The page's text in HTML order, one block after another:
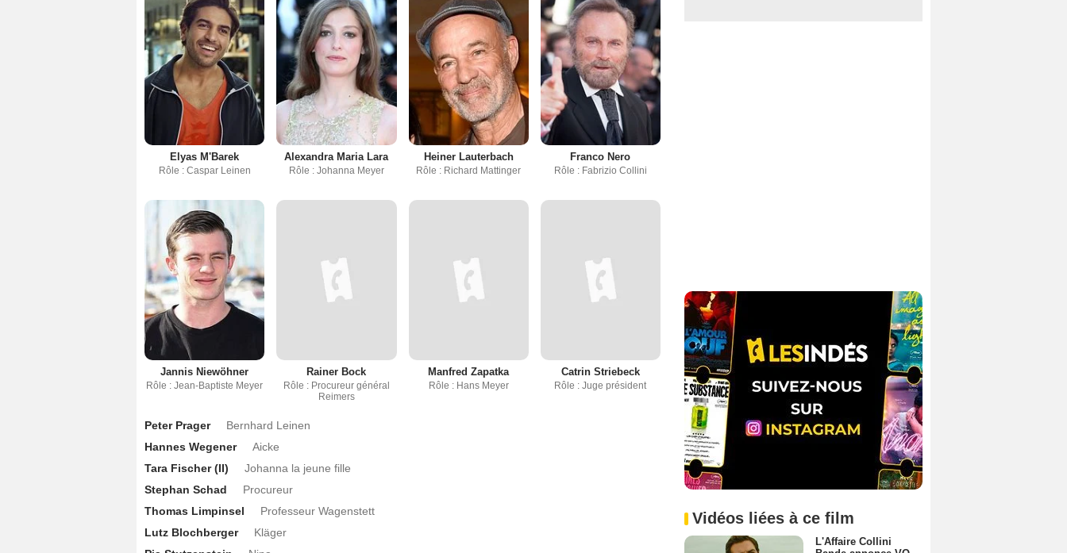
Elyas M'Barek
Rôle : Caspar Leinen
Alexandra Maria Lara
Rôle : Johanna Meyer
Heiner Lauterbach
Rôle : Richard Mattinger
Franco Nero
Rôle : Fabrizio Collini
Jannis Niewöhner
Rôle : Jean-Baptiste Meyer
Rainer Bock
Rôle : Procureur général
Reimers
Manfred Zapatka
Rôle : Hans Meyer
Catrin Striebeck
Rôle : Juge président
Peter Prager
Bernhard Leinen
Hannes Wegener
Aicke
Tara Fischer (II)
Johanna la jeune fille
Stephan Schad
Procureur
Thomas Limpinsel
Professeur Wagenstett
Lutz Blochberger
Kläger
Vidéos liées à ce film
L'Affaire Collini